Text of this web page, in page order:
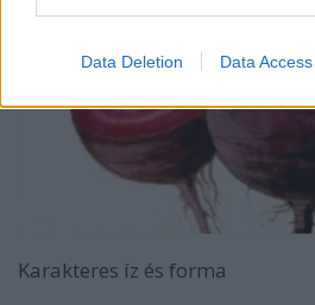
Data Deletion Data Access
Karakteres íz és forma